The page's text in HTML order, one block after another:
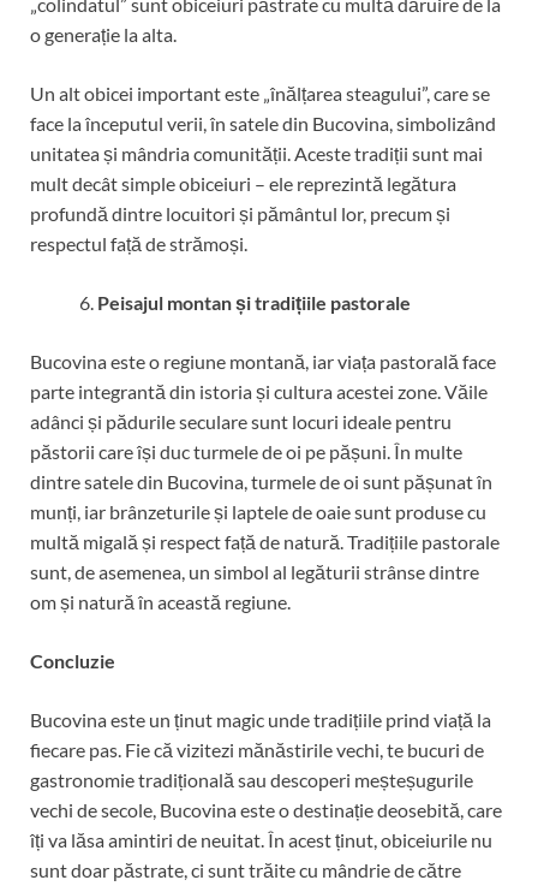
o generație la alta.
Un alt obicei important este „înălțarea steagului”, care se
face la începutul verii, în satele din Bucovina, simbolizând
unitatea și mândria comunității. Aceste tradiții sunt mai
mult decât simple obiceiuri – ele reprezintă legătura
profundă dintre locuitori și pământul lor, precum și
respectul față de strămoși.
Peisajul montan și tradițiile pastorale
Bucovina este o regiune montană, iar viața pastorală face
parte integrantă din istoria și cultura acestei zone. Văile
adânci și pădurile seculare sunt locuri ideale pentru
păstorii care își duc turmele de oi pe pășuni. În multe
dintre satele din Bucovina, turmele de oi sunt pășunat în
munți, iar brânzeturile și laptele de oaie sunt produse cu
multă migală și respect față de natură. Tradițiile pastorale
sunt, de asemenea, un simbol al legăturii strânse dintre
om și natură în această regiune.
Concluzie
Bucovina este un ținut magic unde tradițiile prind viață la
fiecare pas. Fie că vizitezi mănăstirile vechi, te bucuri de
gastronomie tradițională sau descoperi meșteșugurile
vechi de secole, Bucovina este o destinație deosebită, care
îți va lăsa amintiri de neuitat. În acest ținut, obiceiurile nu
sunt doar păstrate, ci sunt trăite cu mândrie de către